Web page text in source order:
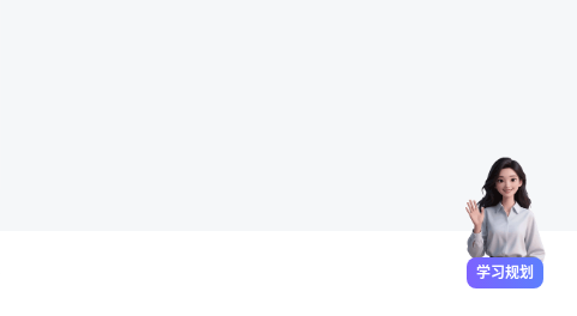
学习规划